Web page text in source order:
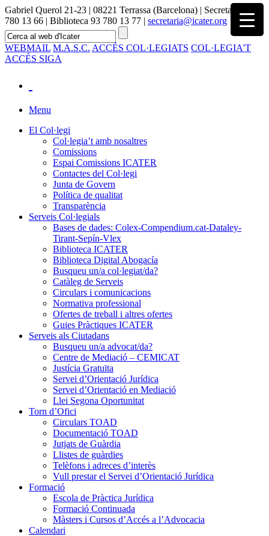
Gabriel Querol 21-23 | 08221 Terrassa (Barcelona) | Secretaria 93
780 13 66 | Biblioteca 93 780 13 77 | secretaria@icater.org
WEBMAIL M.A.S.C. ACCÉS COL·LEGIATS COL·LEGIA'T
ACCÉS SIGA
Menu
El Col·legi
Col·legia’t amb nosaltres
Comissions
Espai Comissions ICATER
Contactes del Col·legi
Junta de Govern
Política de qualitat
Transparència
Serveis Col·legials
Bases de dades: Colex-Compendium.cat-Dataley-
Tirant-Sepín-Vlex
Biblioteca ICATER
Biblioteca Digital Abogacía
Busqueu un/a col·legiat/da?
Catàleg de Serveis
Circulars i comunicacions
Normativa professional
Ofertes de treball i altres ofertes
Guies Pràctiques ICATER
Serveis als Ciutadans
Busqueu un/a advocat/da?
Centre de Mediació – CEMICAT
Justícia Gratuïta
Servei d’Orientació Jurídica
Servei d’Orientació en Mediació
Llei Segona Oportunitat
Torn d’Ofici
Circulars TOAD
Documentació TOAD
Jutjats de Guàrdia
Llistes de guàrdies
Telèfons i adreces d’interès
Vull prestar el Servei d’Orientació Jurídica
Formació
Escola de Pràctica Jurídica
Formació Continuada
Màsters i Cursos d’Accés a l’Advocacia
Calendari